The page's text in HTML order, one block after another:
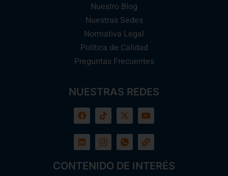
Nuestro Blog
Nuestras Sedes
Normativa Legal
Política de Calidad
Preguntas Frecuentes
NUESTRAS REDES
CONTENIDO DE INTERÉS